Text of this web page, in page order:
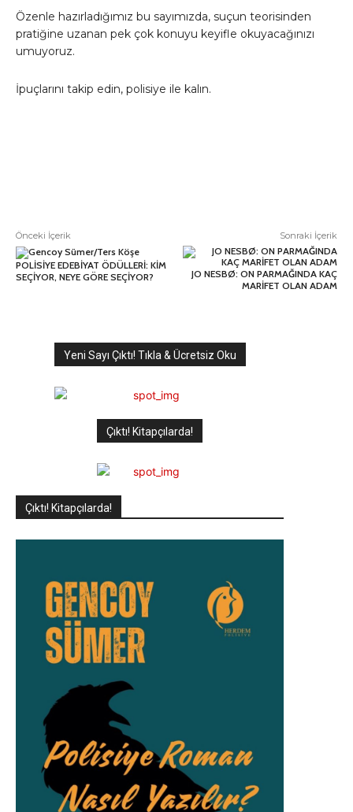
Özenle hazırladığımız bu sayımızda, suçun teorisinden
pratiğine uzanan pek çok konuyu keyifle okuyacağınızı
umuyoruz.
İpuçlarını takip edin, polisiye ile kalın.
Önceki İçerik
POLİSİYE EDEBİYAT ÖDÜLLERİ: KİM
SEÇİYOR, NEYE GÖRE SEÇİYOR?
Sonraki İçerik
JO NESBØ: ON PARMAĞINDA KAÇ
MARİFET OLAN ADAM
Yeni Sayı Çıktı! Tıkla & Ücretsiz Oku
Çıktı! Kitapçılarda!
Çıktı! Kitapçılarda!